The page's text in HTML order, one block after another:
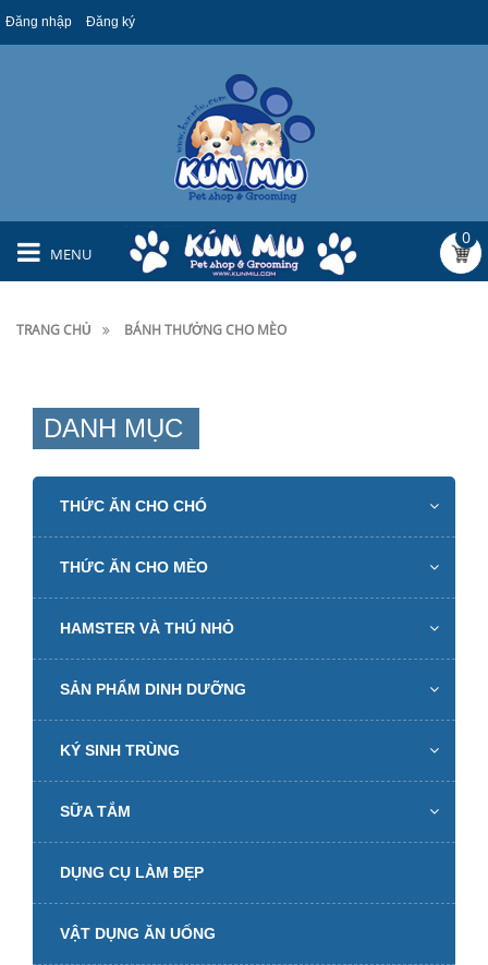
Đăng nhập Đăng ký
MENU
0
TRANG CHỦ BÁNH THƯỞNG CHO MÈO
DANH MỤC
THỨC ĂN CHO CHÓ
THỨC ĂN CHO MÈO
HAMSTER VÀ THÚ NHỎ
SẢN PHẨM DINH DƯỠNG
KÝ SINH TRÙNG
SỮA TẮM
DỤNG CỤ LÀM ĐẸP
VẬT DỤNG ĂN UỐNG